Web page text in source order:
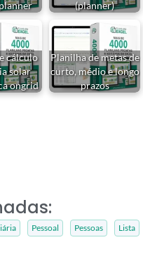
(planner)
cálculo
solar
ongrid
Planilha de metas de
curto, médio e longo
prazos
Pessoal Pessoas Lista